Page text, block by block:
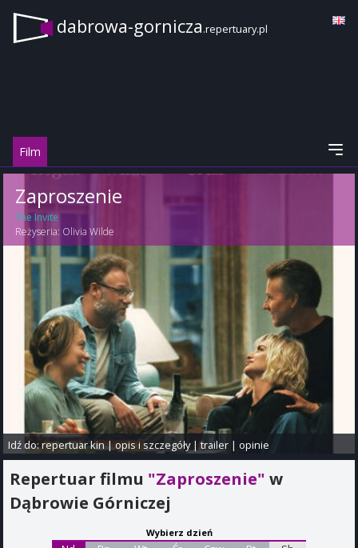
dabrowa-gornicza.repertuary.pl
Film
Zaproszenie
The Invite
Reżyseria: Olivia Wilde
Idź do:repertuar kin|opis i szczegóły|trailer |opinie
Repertuar filmu "Zaproszenie" w
Dąbrowie Górniczej
Wybierz dzień